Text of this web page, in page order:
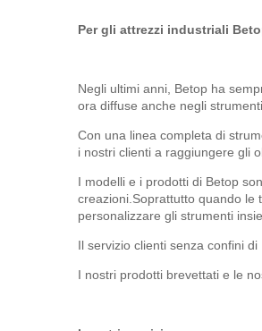
Per gli attrezzi industriali
Negli ultimi anni, Betop ha
ora diffuse anche negli
Con una linea completa di
i nostri clienti a raggiungere gli
I modelli e i prodotti di Betop
creazioni.Soprattutto quando le
personalizzare gli strumenti
Il servizio clienti senza confini
I nostri prodotti brevettati e le